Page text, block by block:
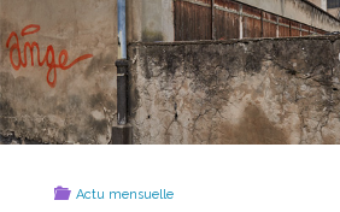
Actu mensuelle